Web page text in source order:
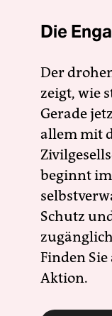
Die
Der
zeigt, wie
Gerade
allem mit
beginnt
Schutz
Finden
Aktion.